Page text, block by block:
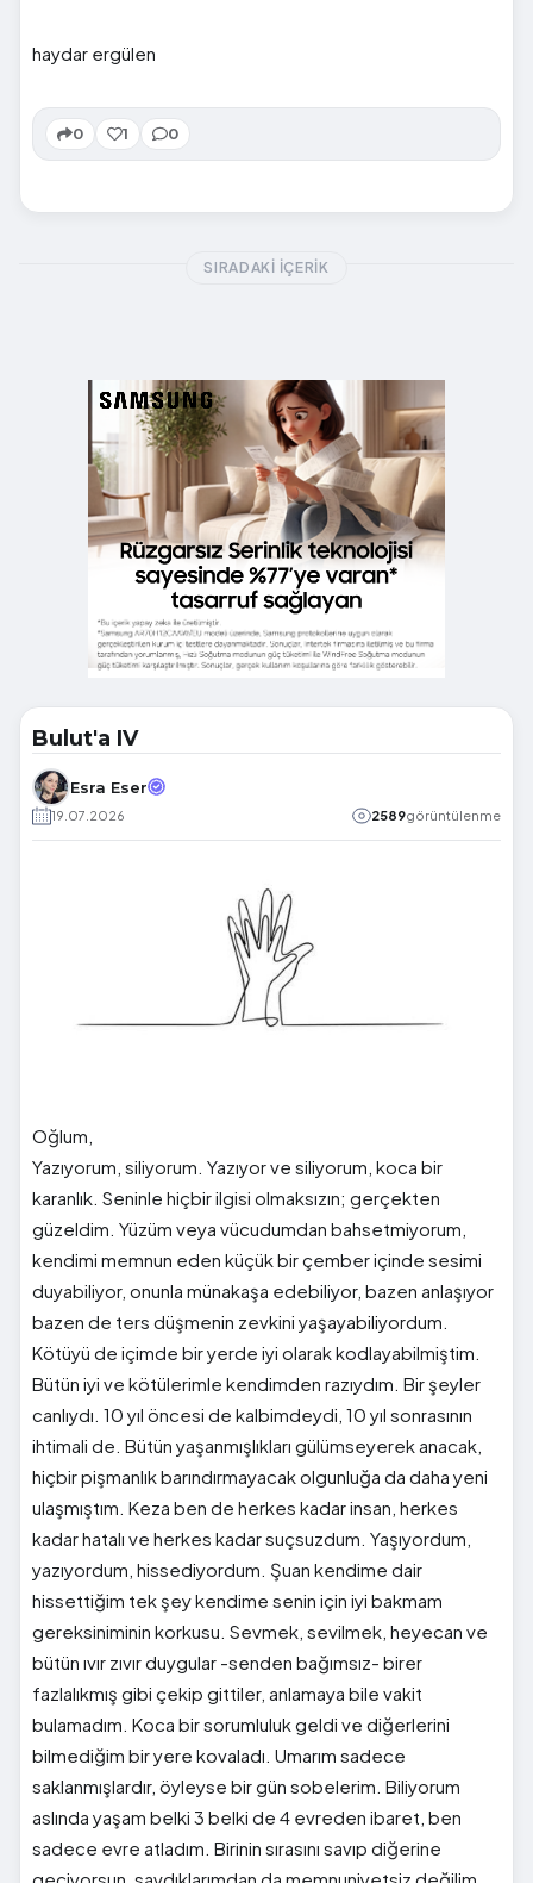
haydar ergülen
0 1 0
SIRADAKI İÇERIK
Bulut'a IV
Esra Eser
19.07.2026 2589görüntülenme
Oğlum,
Yazıyorum, siliyorum. Yazıyor ve siliyorum, koca bir
karanlık. Seninle hiçbir ilgisi olmaksızın; gerçekten
güzeldim. Yüzüm veya vücudumdan bahsetmiyorum,
kendimi memnun eden küçük bir çember içinde sesimi
duyabiliyor, onunla münakaşa edebiliyor, bazen anlaşıyor
bazen de ters düşmenin zevkini yaşayabiliyordum.
Kötüyü de içimde bir yerde iyi olarak kodlayabilmiştim.
Bütün iyi ve kötülerimle kendimden razıydım. Bir şeyler
canlıydı. 10 yıl öncesi de kalbimdeydi, 10 yıl sonrasının
ihtimali de. Bütün yaşanmışlıkları gülümseyerek anacak,
hiçbir pişmanlık barındırmayacak olgunluğa da daha yeni
ulaşmıştım. Keza ben de herkes kadar insan, herkes
kadar hatalı ve herkes kadar suçsuzdum. Yaşıyordum,
yazıyordum, hissediyordum. Şuan kendime dair
hissettiğim tek şey kendime senin için iyi bakmam
gereksiniminin korkusu. Sevmek, sevilmek, heyecan ve
bütün ıvır zıvır duygular -senden bağımsız- birer
fazlalıkmış gibi çekip gittiler, anlamaya bile vakit
bulamadım. Koca bir sorumluluk geldi ve diğerlerini
bilmediğim bir yere kovaladı. Umarım sadece
saklanmışlardır, öyleyse bir gün sobelerim. Biliyorum
aslında yaşam belki 3 belki de 4 evreden ibaret, ben
sadece evre atladım. Birinin sırasını savıp diğerine
geçiyorsun, savdıklarımdan da memnuniyetsiz değilim